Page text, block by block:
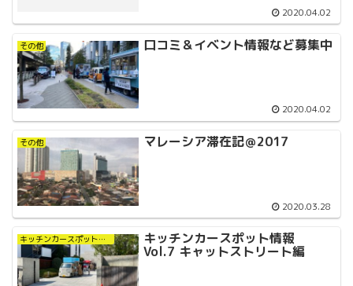
2020.04.02
その他 口コミ＆イベント情報など募集中
2020.04.02
その他 マレーシア滞在記＠2017
2020.03.28
キッチンカースポット情報 キッチンカースポット情報
Vol.7 キャットストリート編